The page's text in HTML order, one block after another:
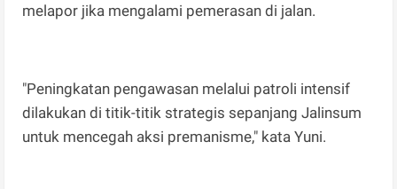
melapor jika mengalami pemerasan di jalan.
"Peningkatan pengawasan melalui patroli intensif
dilakukan di titik-titik strategis sepanjang Jalinsum
untuk mencegah aksi premanisme," kata Yuni.